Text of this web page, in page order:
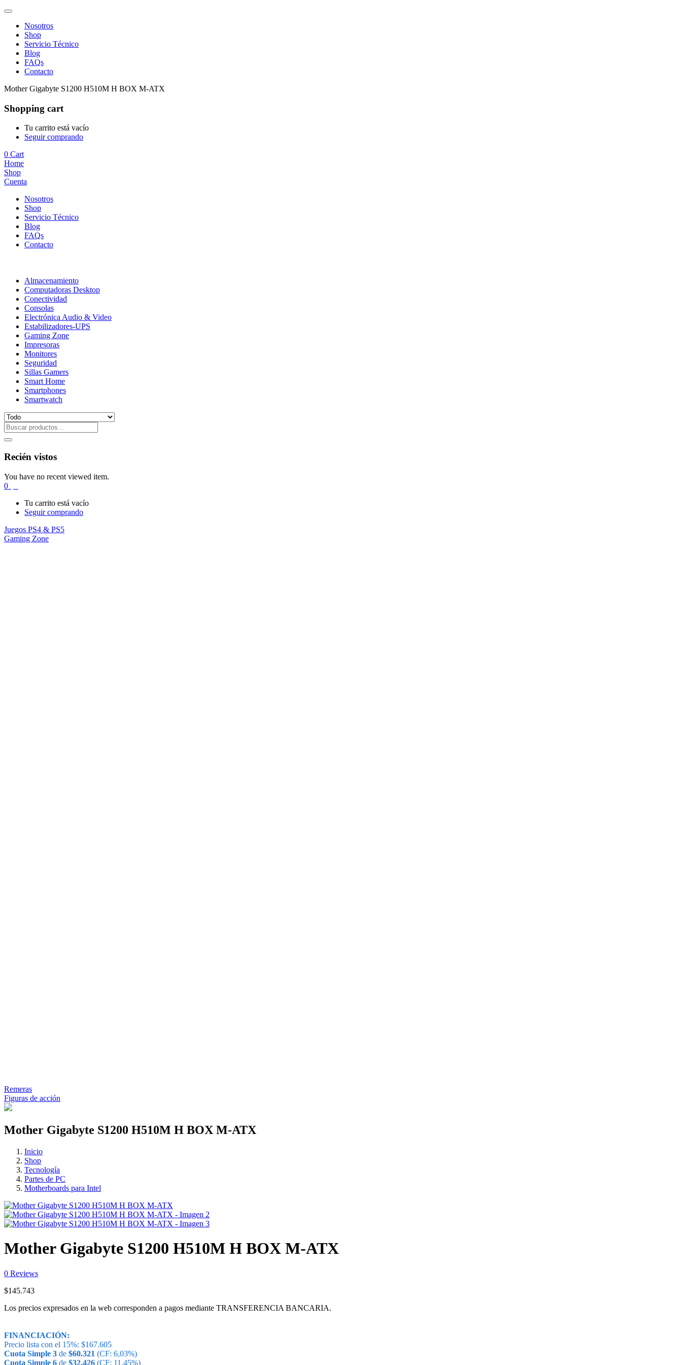
Nosotros
Shop
Servicio Técnico
Blog
FAQs
Contacto
Mother Gigabyte S1200 H510M H BOX M-ATX
Shopping cart
Tu carrito está vacío
Seguir comprando
0 Cart
Home
Shop
Cuenta
Nosotros
Shop
Servicio Técnico
Blog
FAQs
Contacto
Almacenamiento
Computadoras Desktop
Conectividad
Consolas
Electrónica Audio & Video
Estabilizadores-UPS
Gaming Zone
Impresoras
Monitores
Seguridad
Sillas Gamers
Smart Home
Smartphones
Smartwatch
Recién vistos
You have no recent viewed item.
0
Tu carrito está vacío
Seguir comprando
Juegos PS4 & PS5
Gaming Zone
Remeras
Figuras de acción
Mother Gigabyte S1200 H510M H BOX M-ATX
Inicio
Shop
Tecnología
Partes de PC
Motherboards para Intel
Mother Gigabyte S1200 H510M H BOX M-ATX
0 Reviews
$145.743
Los precios expresados en la web corresponden a pagos mediante TRANSFERENCIA BANCARIA.
FINANCIACIÓN:
Precio lista con el 15%: $167.605
Cuota Simple 3 de $60.321 (CF: 6,03%)
Cuota Simple 6 de $32.426 (CF: 11,45%)